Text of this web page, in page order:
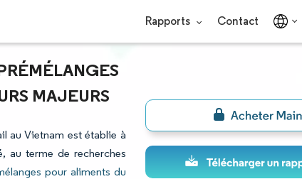
Rapports Contact
MAJEURS
au Vietnam est établie à
au terme de recherches
pour aliments du